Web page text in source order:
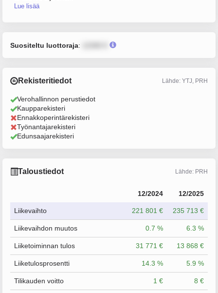
Lue lisää
Suositeltu luottoraja:
Rekisteritiedot Lähde: YTJ, PRH
Verohallinnon perustiedot
Kaupparekisteri
Ennakkoperintärekisteri
Työnantajarekisteri
Edunsaajarekisteri
Taloustiedot Lähde: PRH
12/2024 12/2025
Liikevaihto 221 801 € 235 713 €
Liikevaihdon muutos 0.7 % 6.3 %
Liiketoiminnan tulos 31 771 € 13 868 €
Liiketulosprosentti 14.3 % 5.9 %
Tilikauden voitto 1 € 8 €